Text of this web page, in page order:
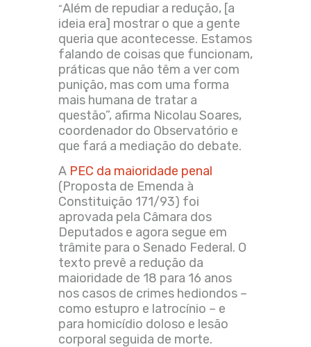
“Além de repudiar a redução, [a
ideia era] mostrar o que a gente
queria que acontecesse. Estamos
falando de coisas que funcionam,
práticas que não têm a ver com
punição, mas com uma forma
mais humana de tratar a
questão”, afirma Nicolau Soares,
coordenador do Observatório e
que fará a mediação do debate.
A PEC da maioridade penal
(Proposta de Emenda à
Constituição 171/93) foi
aprovada pela Câmara dos
Deputados e agora segue em
trâmite para o Senado Federal. O
texto prevê a redução da
maioridade de 18 para 16 anos
nos casos de crimes hediondos –
como estupro e latrocínio – e
para homicídio doloso e lesão
corporal seguida de morte.